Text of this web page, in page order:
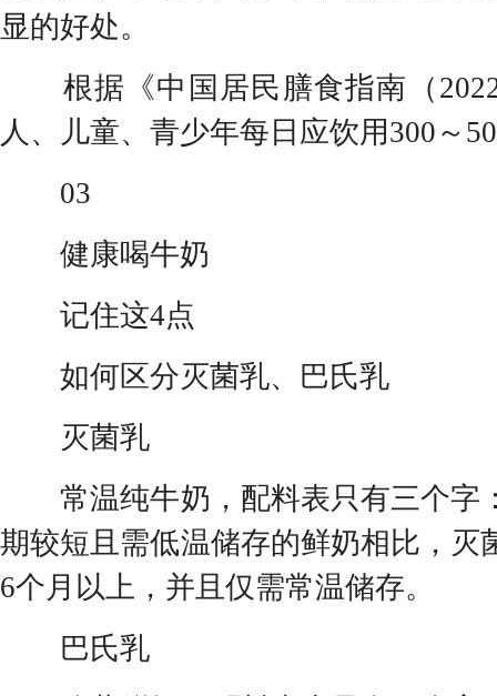
显的好处。
根据《中国居民膳食指南（
人、儿童、青少年每日应饮用300～
03
健康喝牛奶
记住这4点
如何区分灭菌乳、巴氏乳
灭菌乳
常温纯牛奶，配料表只有三个字
期较短且需低温储存的鲜奶相比，灭
6个月以上，并且仅需常温储存。
巴氏乳